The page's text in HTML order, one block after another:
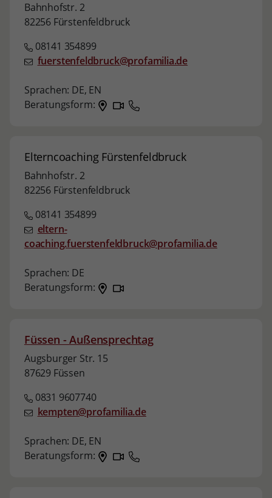
Bahnhofstr. 2
82256 Fürstenfeldbruck
08141 354899
fuerstenfeldbruck@profamilia.de
Sprachen: DE, EN
Beratungsform:
Elterncoaching Fürstenfeldbruck
Bahnhofstr. 2
82256 Fürstenfeldbruck
08141 354899
eltern-
coaching.fuerstenfeldbruck@profamilia.de
Sprachen: DE
Beratungsform:
Füssen - Außensprechtag
Augsburger Str. 15
87629 Füssen
0831 9607740
kempten@profamilia.de
Sprachen: DE, EN
Beratungsform: